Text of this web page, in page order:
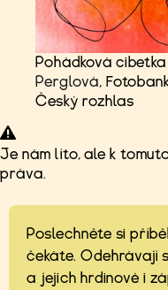
Pohádková cibetka
Perglová,
Český rozhlas
Je nám líto, ale k
práva.
Poslechněte si
čekáte. Odehrávají
a jejich hrdinové i